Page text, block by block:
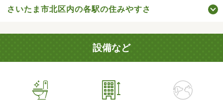
さいたま市北区内の各駅の住みやすさ
設備など